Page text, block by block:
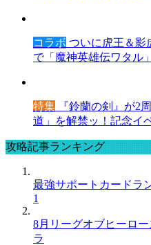
コラボ ついに虎王＆影
で「魔神英雄伝ワタル
特集 『鈴蘭の剣』が2
道」を解禁ッ！記念イ
攻略記事ランキング
最強サポートカードラ
1
8月リーグオブヒーロ
ラ